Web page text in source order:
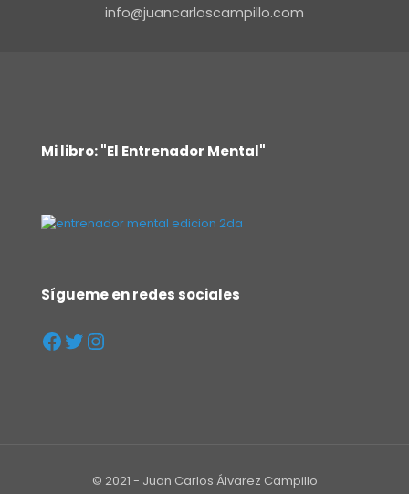
info@juancarloscampillo.com
Mi libro: "El Entrenador Mental"
Sígueme en redes sociales
© 2021 - Juan Carlos Álvarez Campillo